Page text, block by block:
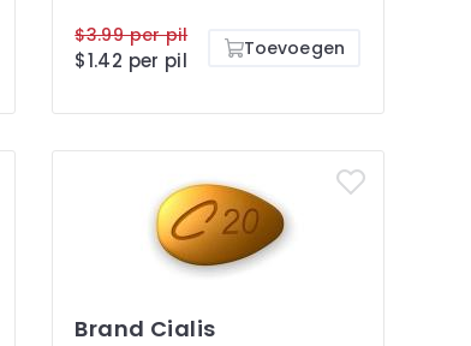
$3.99 per pil
$1.42 per pil Toevoegen
Brand Cialis